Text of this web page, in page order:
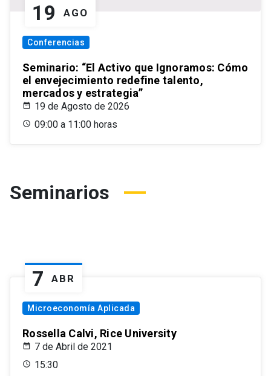
19 AGO
Conferencias
Seminario: “El Activo que Ignoramos: Cómo
el envejecimiento redefine talento,
mercados y estrategia”
19 de Agosto de 2026
09:00 a 11:00 horas
Seminarios
7 ABR
Microeconomía Aplicada
Rossella Calvi, Rice University
7 de Abril de 2021
15:30